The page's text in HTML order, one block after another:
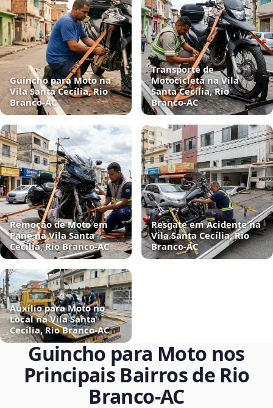
Guincho para Moto na
Vila Santa Cecília, Rio
Branco‑AC
Transporte de
Motocicleta na Vila
Santa Cecília, Rio
Branco‑AC
Remoção de Moto em
Pane na Vila Santa
Cecília, Rio Branco‑AC
Resgate em Acidente na
Vila Santa Cecília, Rio
Branco‑AC
Auxílio para Moto no
Local na Vila Santa
Cecília, Rio Branco‑AC
Guincho para Moto nos
Principais Bairros de Rio
Branco‑AC